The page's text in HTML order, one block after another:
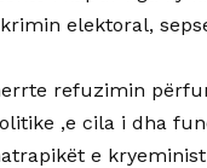
elektoral,
refuzimin
,e cila i dha
e